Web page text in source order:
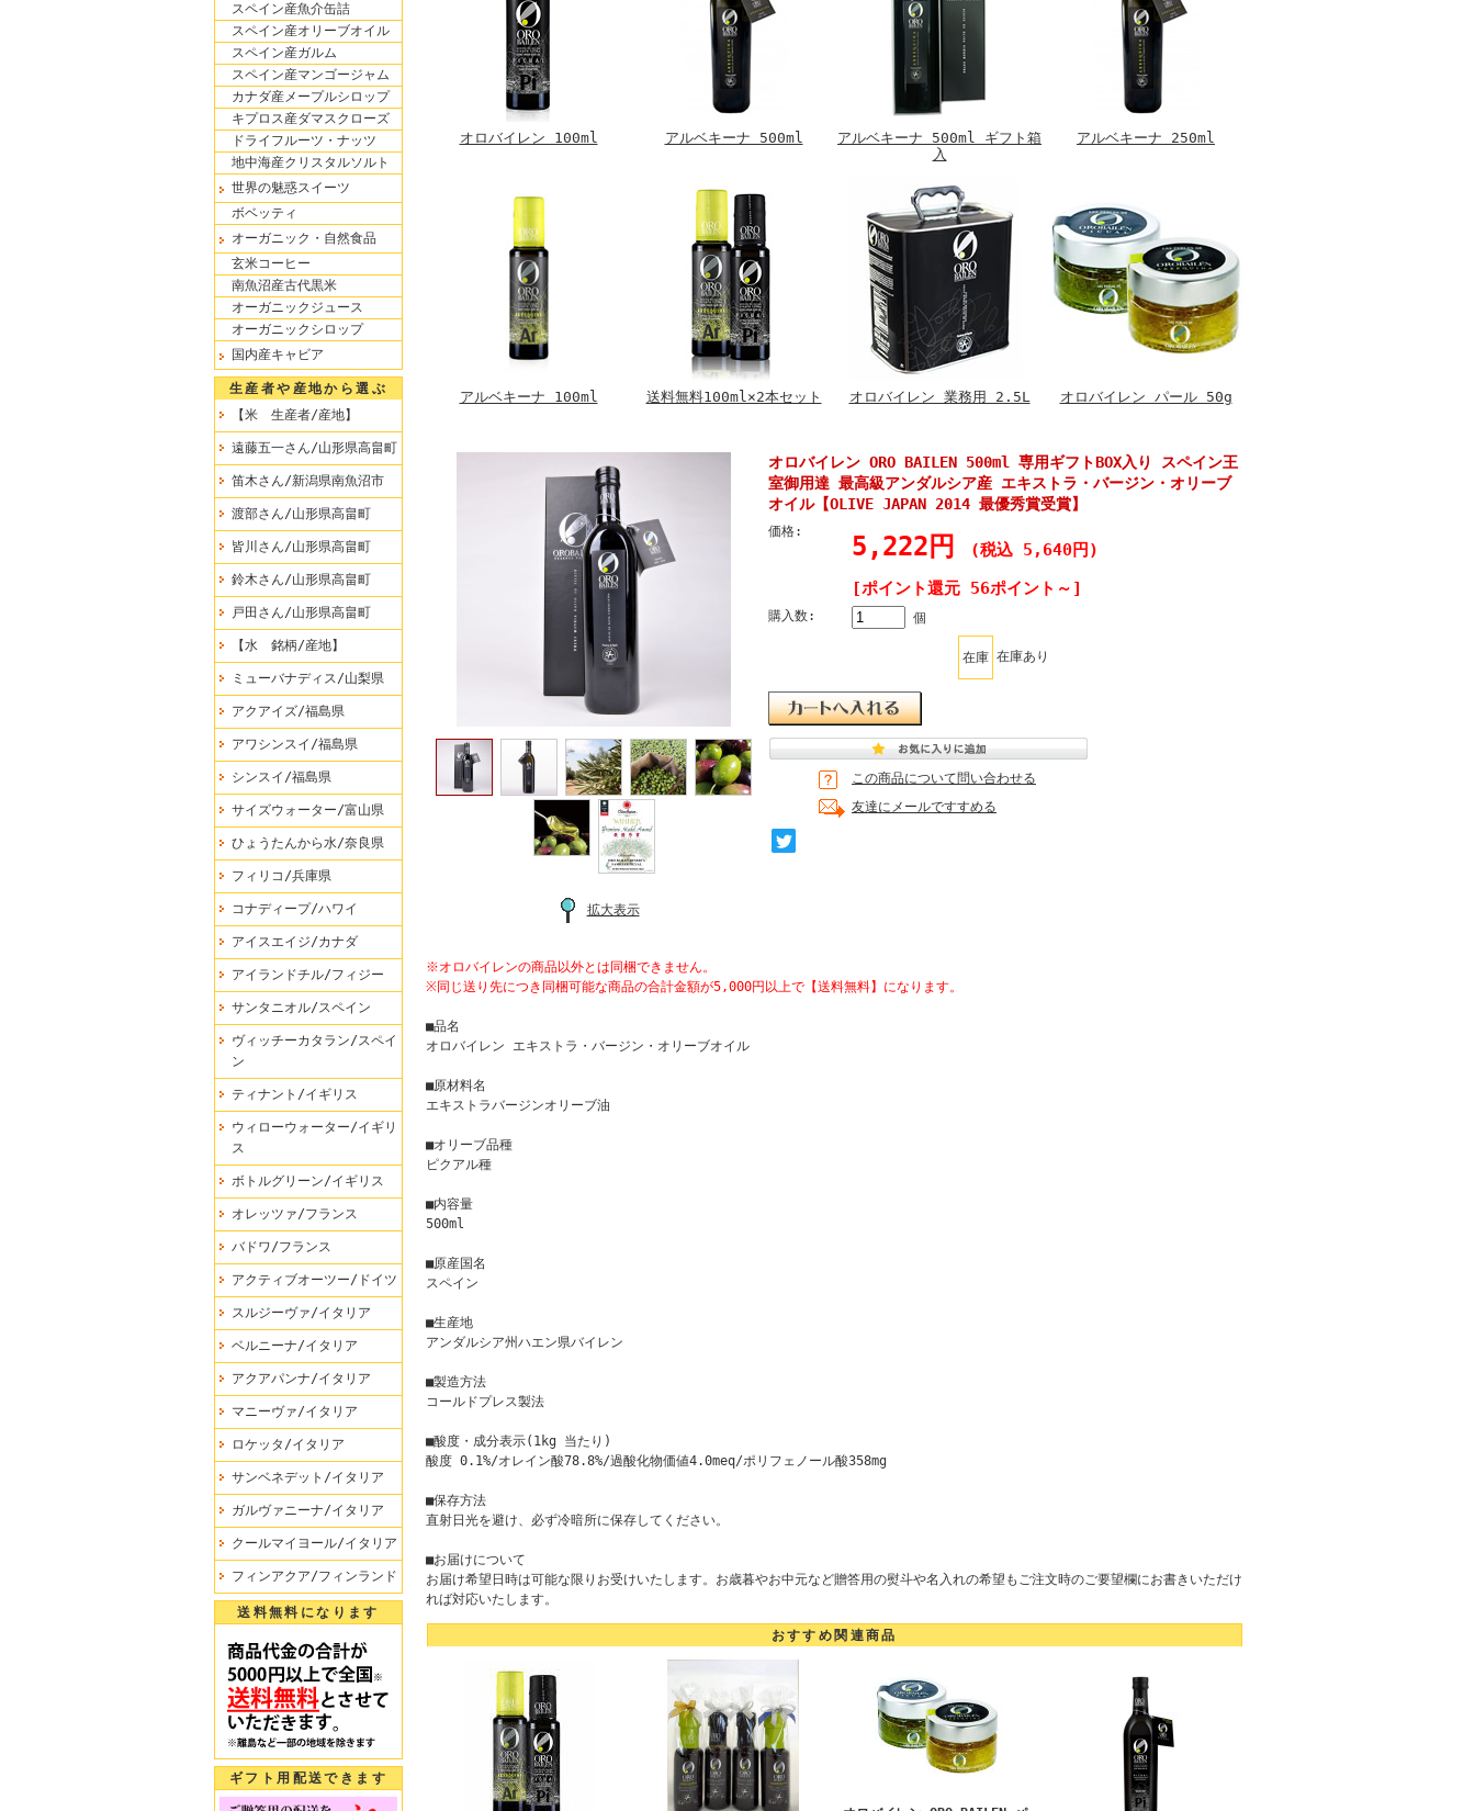
スペイン産魚介缶詰
スペイン産オリーブオイル
スペイン産ガルム
スペイン産マンゴージャム
カナダ産メープルシロップ
キプロス産ダマスクローズ
ドライフルーツ・ナッツ
地中海産クリスタルソルト
世界の魅惑スイーツ
ボベッティ
オーガニック・自然食品
玄米コーヒー
南魚沼産古代黒米
オーガニックジュース
オーガニックシロップ
国内産キャビア
生産者や産地から選ぶ
【米 生産者/産地】
遠藤五一さん/山形県高畠町
笛木さん/新潟県南魚沼市
渡部さん/山形県高畠町
皆川さん/山形県高畠町
鈴木さん/山形県高畠町
戸田さん/山形県高畠町
【水 銘柄/産地】
ミューバナディス/山梨県
アクアイズ/福島県
アワシンスイ/福島県
シンスイ/福島県
サイズウォーター/富山県
ひょうたんから水/奈良県
フィリコ/兵庫県
コナディープ/ハワイ
アイスエイジ/カナダ
アイランドチル/フィジー
サンタニオル/スペイン
ヴィッチーカタラン/スペイ
ン
ティナント/イギリス
ウィローウォーター/イギリ
ス
ボトルグリーン/イギリス
オレッツァ/フランス
バドワ/フランス
アクティブオーツー/ドイツ
スルジーヴァ/イタリア
ベルニーナ/イタリア
アクアパンナ/イタリア
マニーヴァ/イタリア
ロケッタ/イタリア
サンベネデット/イタリア
ガルヴァニーナ/イタリア
クールマイヨール/イタリア
フィンアクア/フィンランド
送料無料になります
ギフト用配送できます
オロバイレン 100ml アルベキーナ 500ml
アルベキーナ 500ml ギフト箱
入
アルベキーナ 250ml
アルベキーナ 100ml 送料無料100ml×2本セット オロバイレン 業務用 2.5L オロバイレン パール 50g
拡大表示
オロバイレン ORO BAILEN 500ml 専用ギフトBOX入り スペイン王
室御用達 最高級アンダルシア産 エキストラ・バージン・オリーブ
オイル【OLIVE JAPAN 2014 最優秀賞受賞】
価格: 5,222円 (税込 5,640円)
[ポイント還元 56ポイント～]
購入数: 個
在庫 在庫あり
この商品について問い合わせる
友達にメールですすめる
※オロバイレンの商品以外とは同梱できません。
※同じ送り先につき同梱可能な商品の合計金額が5,000円以上で【送料無料】になります。
■品名
オロバイレン エキストラ・バージン・オリーブオイル
■原材料名
エキストラバージンオリーブ油
■オリーブ品種
ピクアル種
■内容量
500ml
■原産国名
スペイン
■生産地
アンダルシア州ハエン県バイレン
■製造方法
コールドプレス製法
■酸度・成分表示(1kg 当たり)
酸度 0.1%/オレイン酸78.8%/過酸化物価値4.0meq/ポリフェノール酸358mg
■保存方法
直射日光を避け、必ず冷暗所に保存してください。
■お届けについて
お届け希望日時は可能な限りお受けいたします。お歳暮やお中元など贈答用の熨斗や名入れの希望もご注文時のご要望欄にお書きいただけ
れば対応いたします。
おすすめ関連商品